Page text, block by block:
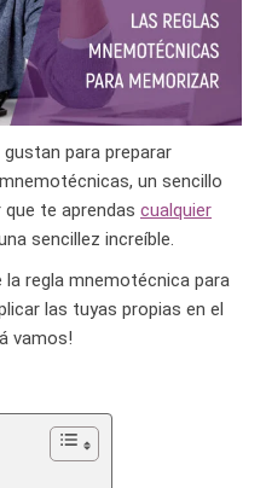
para preparar
un sencillo
te aprendas cualquier
sencillez increíble.
regla mnemotécnica para
las tuyas propias en el
vamos!